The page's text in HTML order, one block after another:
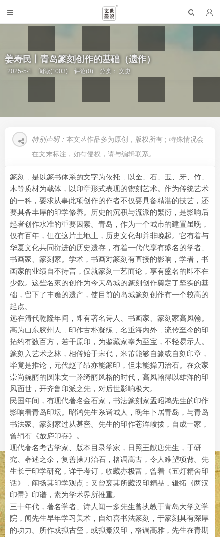
姜寿民丨青岛篆刻创作的基础（遗作）
2025-5-1 阅读(1003) 评论(0) 分类：文史
特别声明： 本文丛作品多为原创，版权所有；特殊情况会
在文末标注，如有侵权，请与编辑联系。
篆刻，是以篆书体系的文字为依托，以金、石、玉、牙、竹、
木等质材为载体，以印章形式表现的锲刻艺术。作为传统艺术
的一科，要求从事此项创作的作者不仅要具备精湛的技艺，还
要具备丰厚的印学修养。历史的沉积与流派的繁衍，是影响后
起者创作水准的重要因素。青岛，作为一个城市的建置虽晚，
仅有百年，但在这片土地上，历史文化却并非晚起。它有着与
华夏文化共同衍进的历史遗存，有着一代代享有盛名的学者、
书画家、篆刻家。学术，书画对篆刻有直接的影响，学者，书
画家的业绩自不待言，仅就篆刻一艺而论，享有盛名的即不在
少数。这些名家的创作为今天岛城的篆刻创作奠定了坚实的基
础，留下了丰赡的遗产，使目前的岛城篆刻创作有一个较高的
起点。
远在清代乾隆年间，即有著名诗人、书画家、篆刻家高凤翰。
高为山东胶州人，印作古朴凝练，名重海内外，流传至今的印
拓约有数百方，若干原印，为鉴藏家奉为至宝，不轻易示人。
篆刻入艺术之林，相传始于宋代，米芾能够自篆或自刻印章，
毕竟是推论，元代赵子昂亦能篆印，但未能操刀治石。在众家
崇尚婉丽的圆朱文一路绮丽风格的时代，高凤翰得以雄浑的印
风面世，开齐鲁印派之先，对后世影响极大。
民国年间，有现代著名金石家，书法篆刻家孟昭鸿先生的印作
影响着青岛印坛。昭鸿先生系诸城人，晚年卜居青岛，与青岛
书法家、篆刻家过从甚密。先生的印作苍浑峻拔，自成一家，
曾辑有《放庐印存》。
现代著名考古学家、版本目录学家，日照王献唐先生，于研
究、著述之余，复善操刀治石，格调高古，令人难望项背。先
生长于印学研究，详于考订，收藏亦极富，曾着《五灯精舍印
话》，阐扬其印学观点；又曾裒其所藏汉印精品，辑拓《两汉
印帚》印谱，素为学术界所推重。
三十年代，著名学者、诗人闻一多先生曾执教于青岛大学文学
院，闻先生早年学习美术，自幼喜书法篆刻，于篆刻具有深厚
的功力。所作或拟古玺，或拟秦汉印，格调高雅，先生在青期